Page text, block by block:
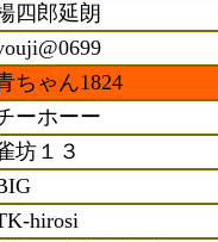
四郎延朗
ちゃん1824
ーホーー
坊１３
hirosi